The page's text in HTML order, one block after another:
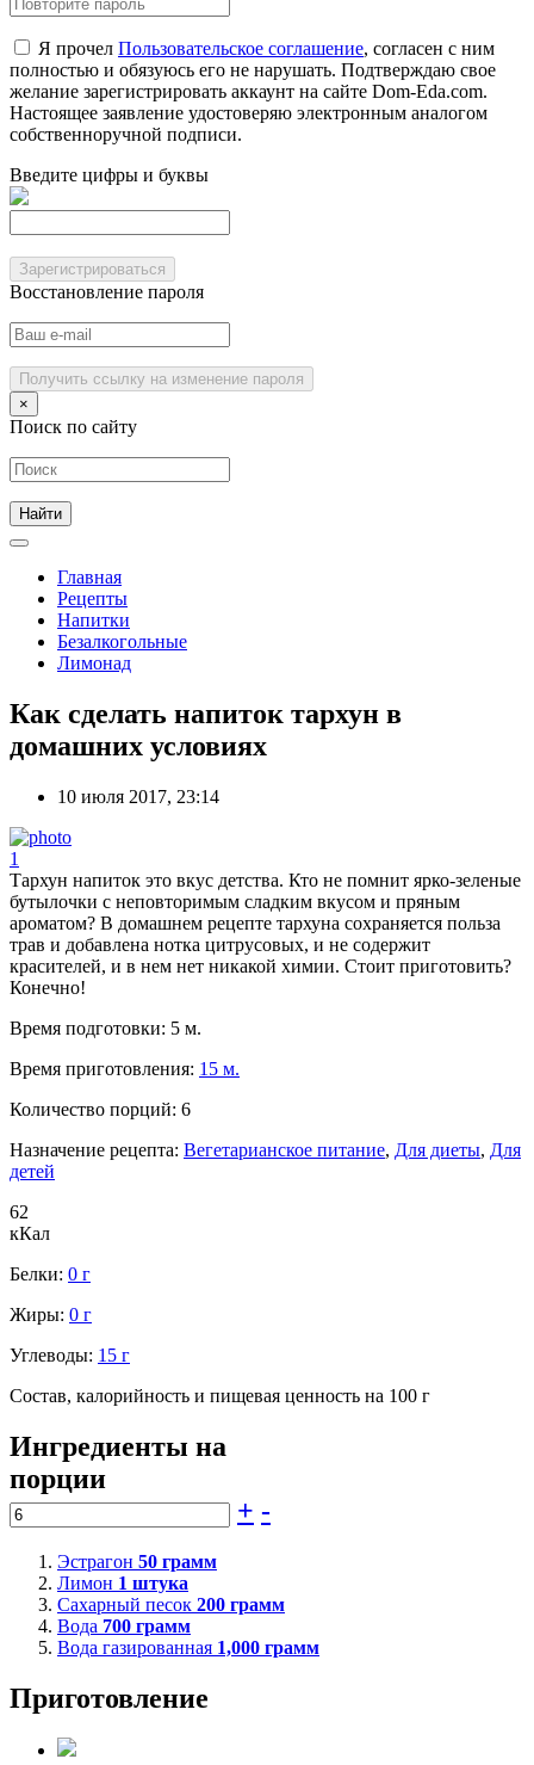
Я прочел Пользовательское соглашение, согласен с ним
полностью и обязуюсь его не нарушать. Подтверждаю свое
желание зарегистрировать аккаунт на сайте Dom-Eda.com.
Настоящее заявление удостоверяю электронным аналогом
собственноручной подписи.
Введите цифры и буквы
Зарегистрироваться
Восстановление пароля
Получить ссылку на изменение пароля
×
Поиск по сайту
Главная
Рецепты
Напитки
Безалкогольные
Лимонад
Как сделать напиток тархун в
домашних условиях
10 июля 2017, 23:14
1
Тархун напиток это вкус детства. Кто не помнит ярко-зеленые
бутылочки с неповторимым сладким вкусом и пряным
ароматом? В домашнем рецепте тархуна сохраняется польза
трав и добавлена нотка цитрусовых, и не содержит
красителей, и в нем нет никакой химии. Стоит приготовить?
Конечно!
Время подготовки: 5 м.
Время приготовления: 15 м.
Количество порций: 6
Назначение рецепта: Вегетарианское питание, Для диеты, Для
детей
62
кКал
Белки: 0 г
Жиры: 0 г
Углеводы: 15 г
Состав, калорийность и пищевая ценность на 100 г
Ингредиенты на
порции
+ -
Эстрагон 50 грамм
Лимон 1 штука
Сахарный песок 200 грамм
Вода 700 грамм
Вода газированная 1,000 грамм
Приготовление